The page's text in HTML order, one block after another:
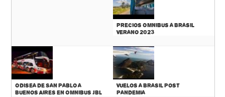
Precios Omnibus a Brasil
Verano 2023
Odisea de San Pablo a
Buenos Aires en Omnibus JBL
Vuelos a Brasil Post
Pandemia